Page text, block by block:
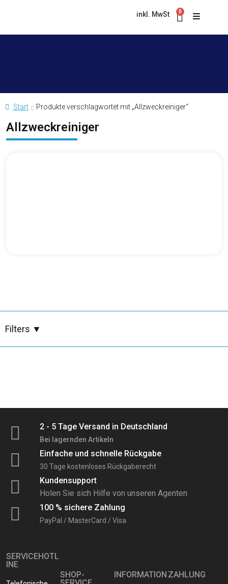
inkl. MwSt 0
Asphalt & Magnesit
Professionelle Reinigungsmittel
Reinigungsmittel
Reinigungssysteme & Geräte
Start Produkte verschlagwortet mit „Allzweckreiniger“
Allzweckreiniger
Filters ▼
2 - 5 Tage Versand in Deutschland
Bei lagernden Artikeln
Einfache und schnelle Rückgabe
30 Tage kostenloses Rückgaberecht
Kundensupport
Holen Sie sich Hilfe von unseren Agenten
100 % sichere Zahlung
PayPal / MasterCard / Visa
SERVICEHOTL
INE
SHOP-
INFORMATION ZAHLUNG